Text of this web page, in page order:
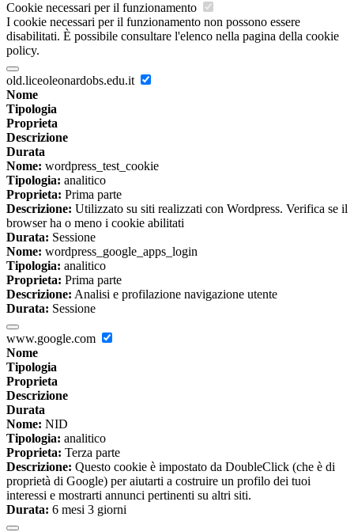
Cookie necessari per il funzionamento
I cookie necessari per il funzionamento non possono essere
disabilitati. È possibile consultare l'elenco nella pagina della cookie
policy.
old.liceoleonardobs.edu.it
Nome
Tipologia
Proprieta
Descrizione
Durata
Nome: wordpress_test_cookie
Tipologia: analitico
Proprieta: Prima parte
Descrizione: Utilizzato su siti realizzati con Wordpress. Verifica se il
browser ha o meno i cookie abilitati
Durata: Sessione
Nome: wordpress_google_apps_login
Tipologia: analitico
Proprieta: Prima parte
Descrizione: Analisi e profilazione navigazione utente
Durata: Sessione
www.google.com
Nome
Tipologia
Proprieta
Descrizione
Durata
Nome: NID
Tipologia: analitico
Proprieta: Terza parte
Descrizione: Questo cookie è impostato da DoubleClick (che è di
proprietà di Google) per aiutarti a costruire un profilo dei tuoi
interessi e mostrarti annunci pertinenti su altri siti.
Durata: 6 mesi 3 giorni